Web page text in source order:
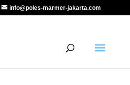
info@poles-marmer-jakarta.com